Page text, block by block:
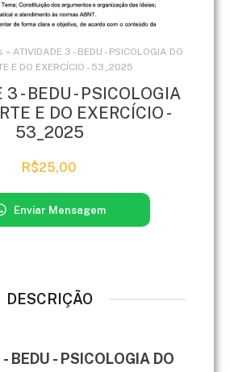
» ATIVIDADE 3 - BEDU - PSICOLOGIA DO
E DO EXERCÍCIO - 53_2025
3 - BEDU - PSICOLOGIA
E DO EXERCÍCIO -
53_2025
R$25,00
Enviar Mensagem
DESCRIÇÃO
BEDU - PSICOLOGIA DO